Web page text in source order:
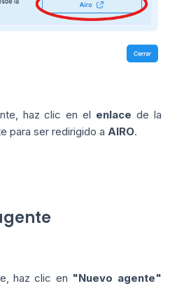
haz clic en el enlace de la
para ser redirigido aAIRO.
haz clic en "Nuevo agente"